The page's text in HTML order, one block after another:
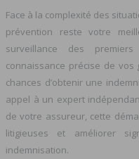
Face à la complexité des
prévention reste votre
surveillance des
connaissance précise de
chances d’obtenir une
appel à un expert
de votre assureur, cette
litigieuses et améliorer
indemnisation.